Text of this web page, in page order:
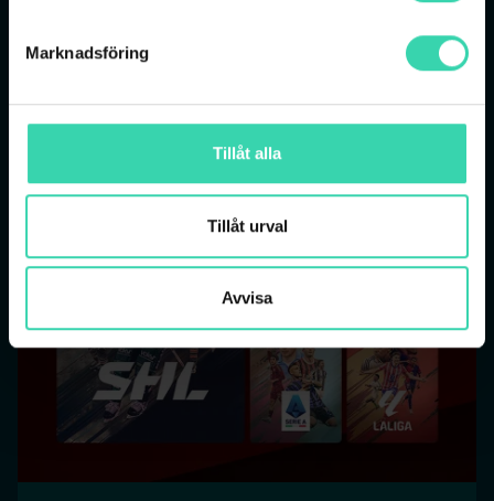
Marknadsföring
Tillåt alla
Tillåt urval
Avvisa